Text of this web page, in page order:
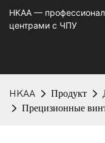
HKAA —
центрами с ЧПУ
HKAA Продукт
Прецизионные